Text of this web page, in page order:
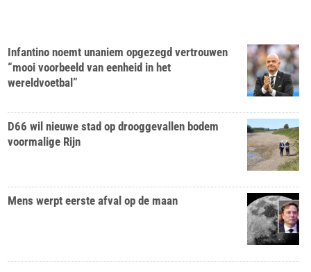
Infantino noemt unaniem opgezegd vertrouwen
“mooi voorbeeld van eenheid in het
wereldvoetbal”
D66 wil nieuwe stad op drooggevallen bodem
voormalige Rijn
Mens werpt eerste afval op de maan